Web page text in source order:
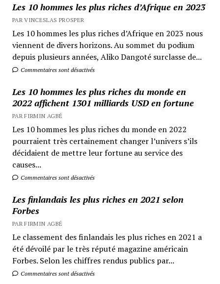
Les 10 hommes les plus riches d’Afrique en 2023
PAR VINCESLAS PROSPER
Les 10 hommes les plus riches d’Afrique en 2023 nous
viennent de divers horizons. Au sommet du podium
depuis plusieurs années, Aliko Dangoté surclasse de...
Commentaires sont désactivés
Les 10 hommes les plus riches du monde en
2022 affichent 1301 milliards USD en fortune
PAR FIRMIN AGBÉ
Les 10 hommes les plus riches du monde en 2022
pourraient très certainement changer l’univers s’ils
décidaient de mettre leur fortune au service des
causes...
Commentaires sont désactivés
Les finlandais les plus riches en 2021 selon
Forbes
PAR FIRMIN AGBÉ
Le classement des finlandais les plus riches en 2021 a
été dévoilé par le très réputé magazine américain
Forbes. Selon les chiffres rendus publics par...
Commentaires sont désactivés